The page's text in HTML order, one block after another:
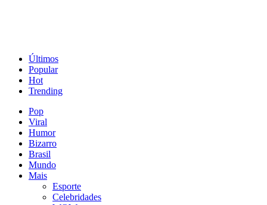
Últimos
Popular
Hot
Trending
Pop
Viral
Humor
Bizarro
Brasil
Mundo
Mais
Esporte
Celebridades